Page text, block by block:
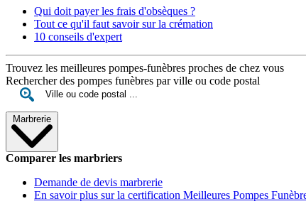
Qui doit payer les frais d'obsèques ?
Tout ce qu'il faut savoir sur la crémation
10 conseils d'expert
Trouvez les meilleures pompes-funèbres proches de chez vous
Rechercher des pompes funèbres par ville ou code postal
Marbrerie
Comparer les marbriers
Demande de devis marbrerie
En savoir plus sur la certification Meilleures Pompes